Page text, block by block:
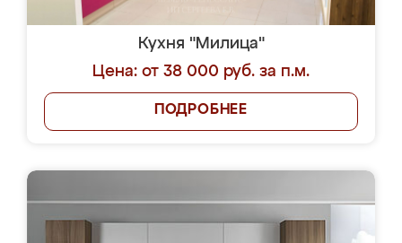
Кухня "Милица"
Цена: от 38 000 руб. за п.м.
ПОДРОБНЕЕ